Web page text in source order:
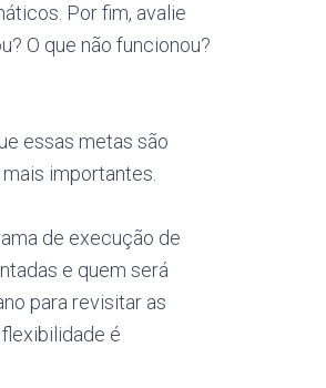
Por fim, avalie
O que não funcionou?
essas metas são
importantes.
de execução de
e quem será
para revisitar as
é